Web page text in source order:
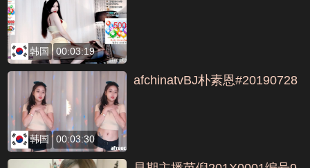
韩国 00:03:19
韩国 00:03:30
afchinatvBJ朴素恩#20190728